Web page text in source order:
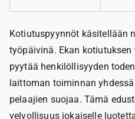
Kotiutuspyynnöt käsitellään
työpäivinä. Ekan
pyytää henkilöllisyyden
laittoman toiminnan
pelaajien suojaa. Tämä
velvollisuus jokaiselle